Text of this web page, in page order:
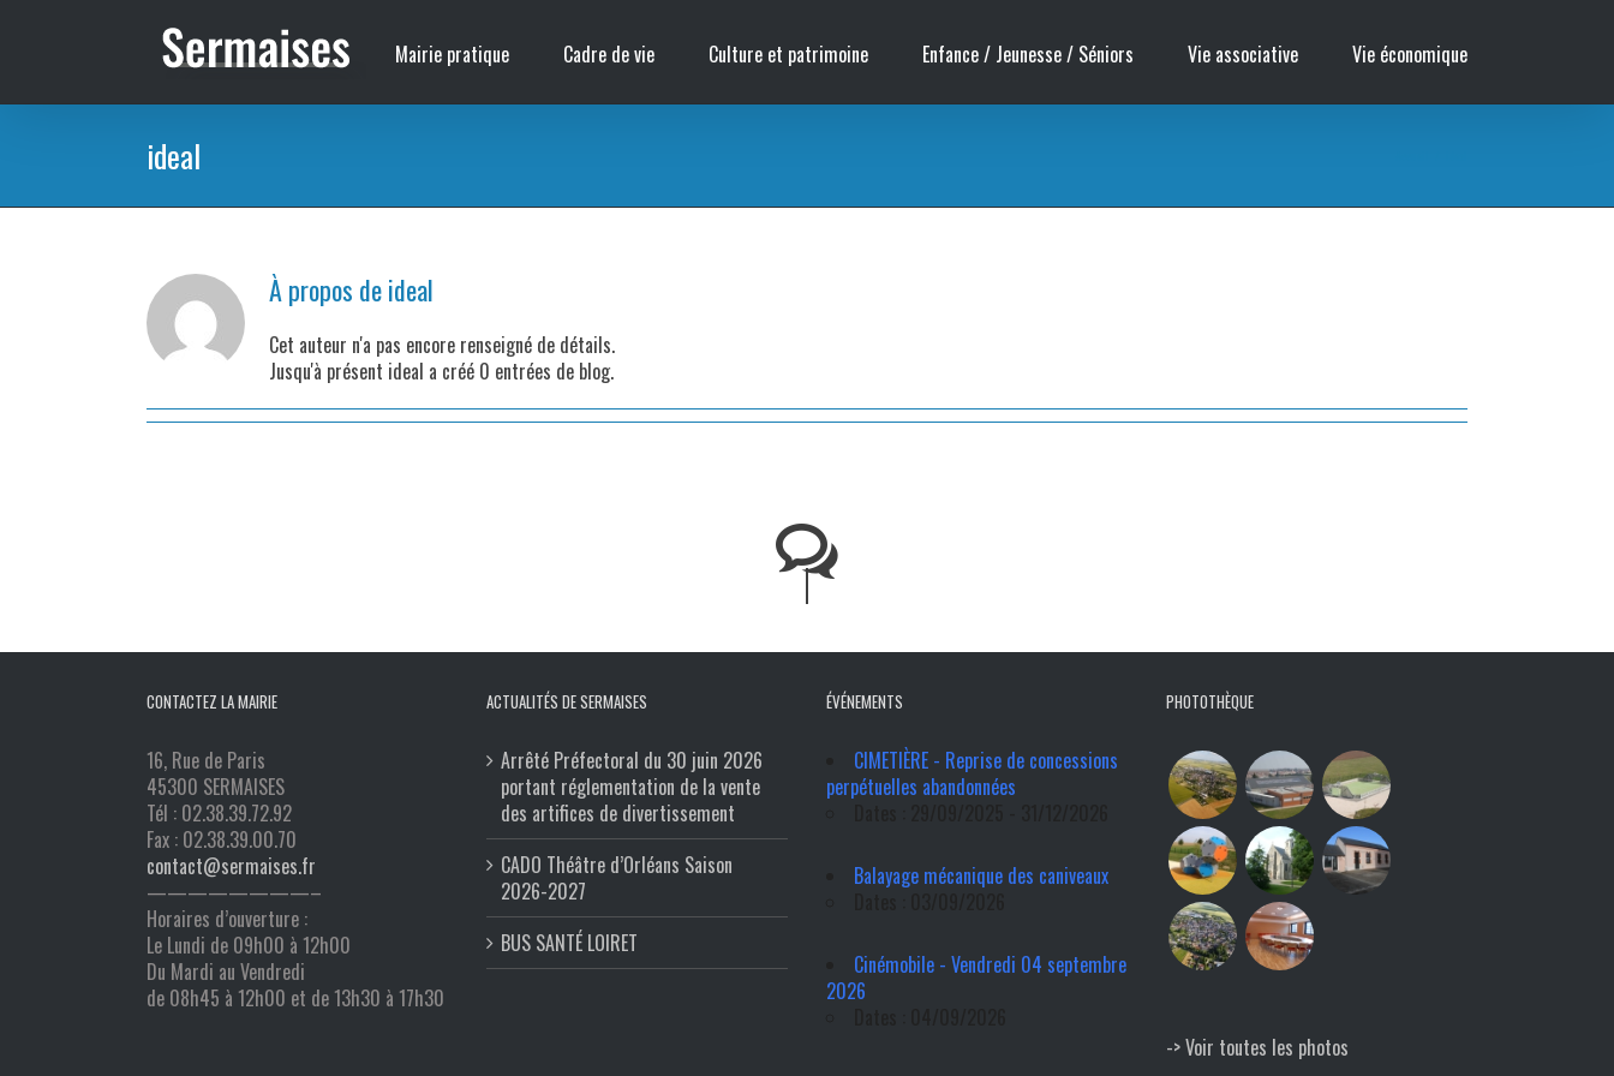
Mairie pratique Cadre de vie Culture et patrimoine Enfance / Jeunesse / Séniors Vie associative Vie économique
ideal
À propos deideal
Cet auteur n'a pas encore renseigné de détails.
Jusqu'à présent ideal a créé 0 entrées de blog.
CONTACTEZ LA MAIRIE
16, Rue de Paris
45300 SERMAISES
Tél : 02.38.39.72.92
Fax : 02.38.39.00.70
contact@sermaises.fr
————————–
Horaires d’ouverture :
Le Lundi de 09h00 à 12h00
Du Mardi au Vendredi
de 08h45 à 12h00 et de 13h30 à 17h30
ACTUALITÉS DE SERMAISES
Arrêté Préfectoral du 30 juin 2026
portant réglementation de la vente
des artifices de divertissement
CADO Théâtre d’Orléans Saison
2026-2027
BUS SANTÉ LOIRET
ÉVÉNEMENTS
CIMETIÈRE - Reprise de concessions
perpétuelles abandonnées
Balayage mécanique des caniveaux
Cinémobile - Vendredi 04 septembre
2026
PHOTOTHÈQUE
-> Voir toutes les photos